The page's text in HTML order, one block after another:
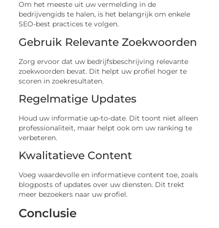
Om het meeste uit uw vermelding in de
bedrijvengids te halen, is het belangrijk om enkele
SEO-best practices te volgen.
Gebruik Relevante Zoekwoorden
Zorg ervoor dat uw bedrijfsbeschrijving relevante
zoekwoorden bevat. Dit helpt uw profiel hoger te
scoren in zoekresultaten.
Regelmatige Updates
Houd uw informatie up-to-date. Dit toont niet alleen
professionaliteit, maar helpt ook om uw ranking te
verbeteren.
Kwalitatieve Content
Voeg waardevolle en informatieve content toe, zoals
blogposts of updates over uw diensten. Dit trekt
meer bezoekers naar uw profiel.
Conclusie